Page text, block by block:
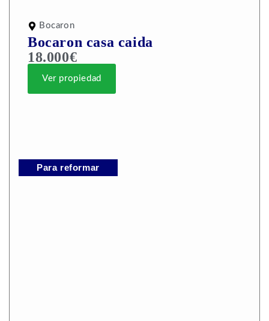
Bocaron
Bocaron casa caida
18.000€
Ver propiedad
Para reformar